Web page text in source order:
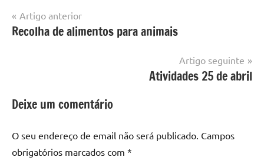
Navegação
de
Artigo anterior
Recolha de alimentos para animais
Artigo seguinte
Atividades 25 de abril
Deixe um comentário
O seu endereço de email não será publicado. Campos
obrigatórios marcados com *